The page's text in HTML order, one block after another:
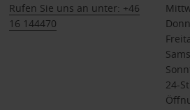
Rufen Sie uns an unter: +46
16 144470
24-